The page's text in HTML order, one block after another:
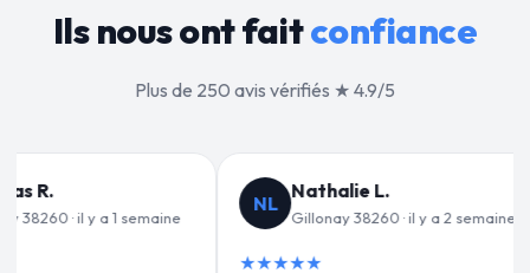
Ils nous ont faitconfiance
Plus de 250 avis vérifiés ★ 4.9/5
L.
38260 · il y a 2 semaines
JF
Jean-François C.
Gillonay 38260 · il y a 3 semaines
★★★★★